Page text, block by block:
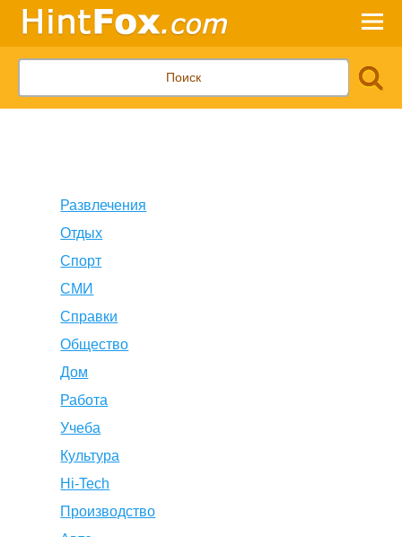
Развлечения
Отдых
Спорт
СМИ
Справки
Общество
Дом
Работа
Учеба
Культура
Hi-Tech
Производство